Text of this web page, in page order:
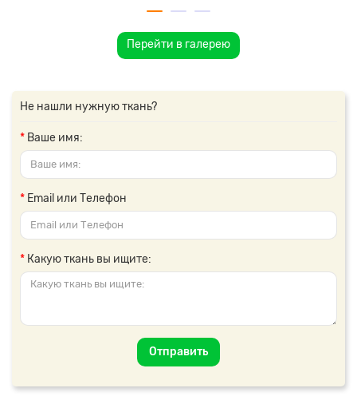
Перейти в галерею
Не нашли нужную ткань?
Ваше имя:
Email или Телефон
Какую ткань вы ищите:
Отправить